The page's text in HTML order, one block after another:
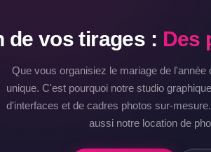
de vos tirages : Des
Que vous organisiez le mariage de l'année
unique. C'est pourquoi notre studio
d'interfaces et de cadres photos sur-
aussi notre location de